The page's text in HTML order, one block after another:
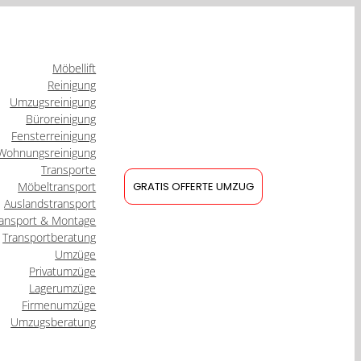
Möbellift
Reinigung
Umzugsreinigung
Büroreinigung
Fensterreinigung
Transporte
Möbeltransport
Auslandstransport
& Montage
Transportberatung
Umzüge
Privatumzüge
Lagerumzüge
Firmenumzüge
Umzugsberatung
GRATIS OFFERTE UMZUG